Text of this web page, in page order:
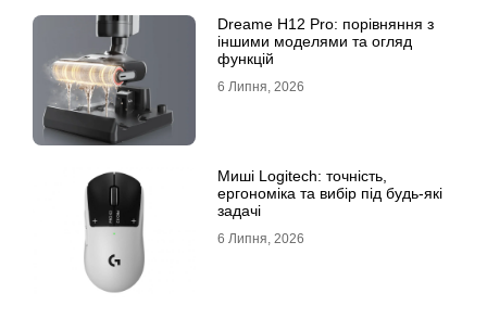
Dreame H12 Pro: порівняння з
іншими моделями та огляд
функцій
6 Липня, 2026
Миші Logitech: точність,
ергономіка та вибір під будь-які
задачі
6 Липня, 2026